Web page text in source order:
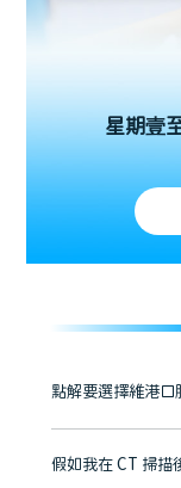
星期壹
點解要選擇維港口
維港口腔踐行「醫
牌」、「2025香港
假如我在 CT 掃描